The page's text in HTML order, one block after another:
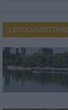
LEGOLVASOTTABB